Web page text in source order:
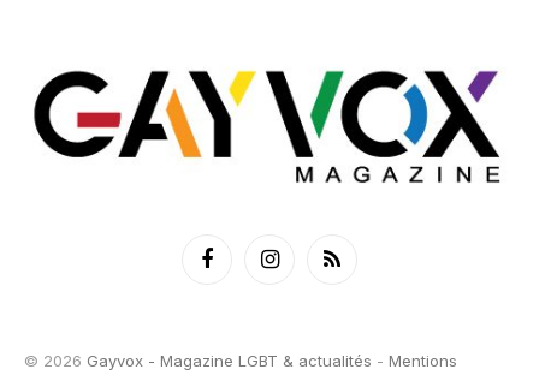
FacebookInstagramRSS
© 2026 Gayvox - Magazine LGBT & actualités - Mentions